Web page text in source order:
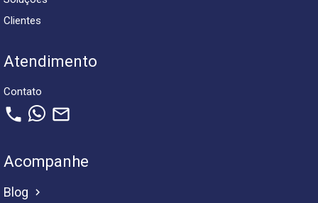
Clientes
Atendimento
Contato
phone mail_outline
Acompanhe
Blog keyboard_arrow_right